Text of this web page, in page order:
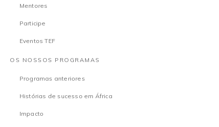
Mentores
Participe
Eventos TEF
OS NOSSOS PROGRAMAS
Programas anteriores
Histórias de sucesso em África
Impacto